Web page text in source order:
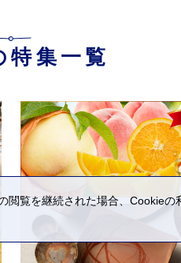
特集一覧
覧を継続された場合、Cookieの